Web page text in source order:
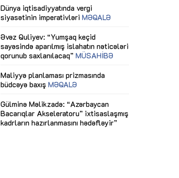
siyasətinin imperativləriMƏQALƏ
sayəsində aparılmış islahatın nəticələri
qorunub saxlanılacaq”MÜSAHİBƏ
büdcəyə baxışMƏQALƏ
Bacarıqlar Akseleratoru” ixtisaslaşmış
kadrların hazırlanmasını hədəfləyir”